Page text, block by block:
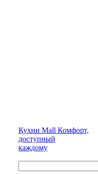
Кухни Mall Комфорт,
доступный
каждому